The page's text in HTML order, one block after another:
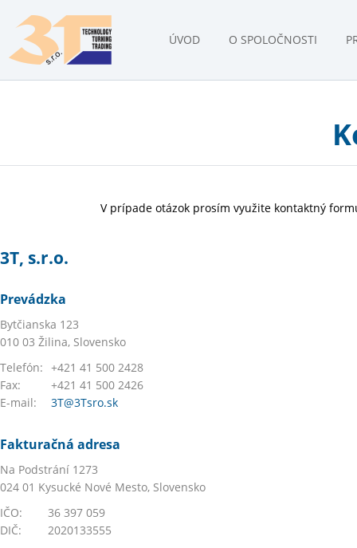
ÚVOD O SPOLOČNOSTI
V prípade otázok prosím využite kontaktný
3T, s.r.o.
Prevádzka
Bytčianska 123
010 03 Žilina, Slovensko
Telefón: +421 41 500 2428
Fax:
+421 41 500 2426
E-mail:
3T@3Tsro.sk
Fakturačná adresa
Na Podstrání 1273
024 01 Kysucké Nové Mesto, Slovensko
IČO:
36 397 059
DIČ:
2020133555